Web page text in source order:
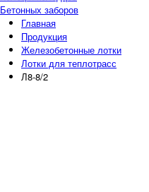
Бетонных заборов
Главная
Продукция
Железобетонные лотки
Лотки для теплотрасс
Л8-8/2